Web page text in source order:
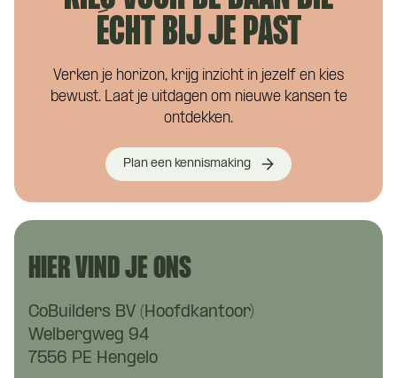
ÉCHT BIJ JE PAST
Verken je horizon, krijg inzicht in jezelf en kies
bewust. Laat je uitdagen om nieuwe kansen te
ontdekken.
Plan een kennismaking
HIER VIND JE ONS
CoBuilders BV (Hoofdkantoor)
Welbergweg 94
7556 PE Hengelo